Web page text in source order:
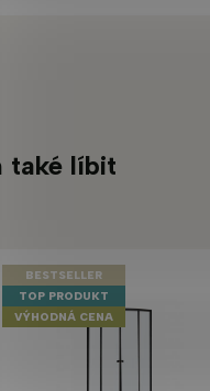
také líbit
BESTSELLER
TOP PRODUKT
VÝHODNÁ CENA